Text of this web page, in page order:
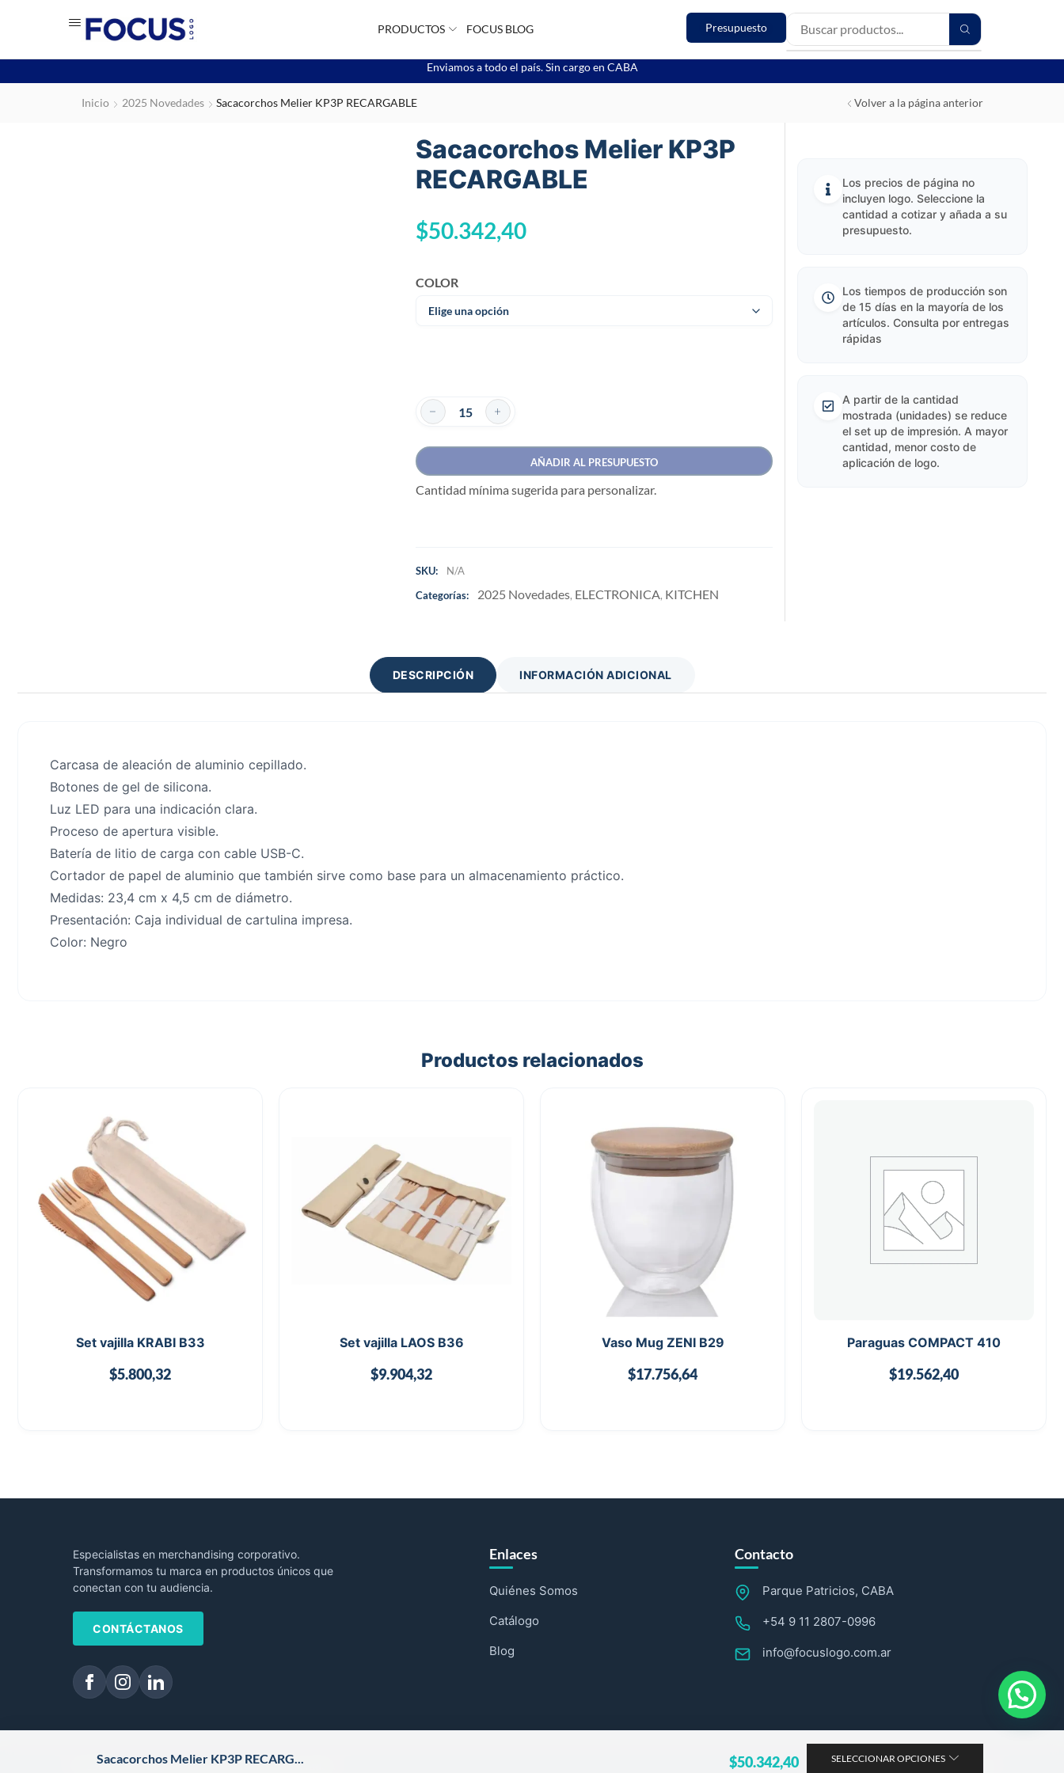
PRODUCTOS FOCUS BLOG Presupuesto
Enviamos a todo el país. Sin cargo en CABA
Inicio 2025 Novedades Sacacorchos Melier KP3P RECARGABLE Volver a la página anterior
Sacacorchos Melier KP3P
RECARGABLE
$50.342,40
COLOR
AÑADIR AL PRESUPUESTO
Cantidad mínima sugerida para personalizar.
Sacacorchos Melier KP3P RECARG... $50.342,40 SELECCIONAR OPCIONES
SKU:
N/A
Categorías:
2025 Novedades, ELECTRONICA, KITCHEN
Los precios de página no
incluyen logo. Seleccione la
cantidad a cotizar y añada a su
presupuesto.
Los tiempos de producción son
de 15 días en la mayoría de los
artículos. Consulta por entregas
rápidas
A partir de la cantidad
mostrada (unidades) se reduce
el set up de impresión. A mayor
cantidad, menor costo de
aplicación de logo.
DESCRIPCIÓN INFORMACIÓN ADICIONAL
Carcasa de aleación de aluminio cepillado.
Botones de gel de silicona.
Luz LED para una indicación clara.
Proceso de apertura visible.
Batería de litio de carga con cable USB-C.
Cortador de papel de aluminio que también sirve como base para un almacenamiento práctico.
Medidas: 23,4 cm x 4,5 cm de diámetro.
Presentación: Caja individual de cartulina impresa.
Color: Negro
Productos relacionados
Set vajilla KRABI B33
$5.800,32
Set vajilla LAOS B36
$9.904,32
Vaso Mug ZENI B29
$17.756,64
Paraguas COMPACT 410
$19.562,40
Especialistas en merchandising corporativo.
Transformamos tu marca en productos únicos que
conectan con tu audiencia.
CONTÁCTANOS
Enlaces
Quiénes Somos
Catálogo
Blog
Contacto
Parque Patricios, CABA
+54 9 11 2807-0996
info@focuslogo.com.ar
© 2026 Focus Logo. Todos los derechos reservados. Sitio web desarrollado por